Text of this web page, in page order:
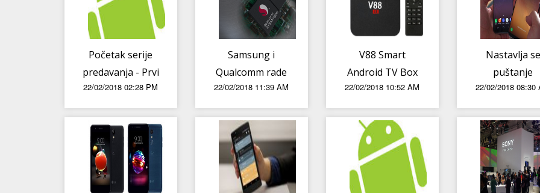
Početak serije
predavanja - Prvi
React Meetup za
developere u
Zagrebu
22/02/2018 02:28 PM
Samsung i
Qualcomm rade
na novom 7 nm
procesoru s
podrškom za 5G;
možda bude
ugrađen u
Galaxy S10
22/02/2018 11:39 AM
V88 Smart
Android TV Box
u Tomtopu za
samo 26,99
dolara
22/02/2018 10:52 AM
Nastavlja se
puštanje
nadogradnje
Android 8.0
za Samsung
Galaxy S8 i
Plus
22/02/2018 08:30